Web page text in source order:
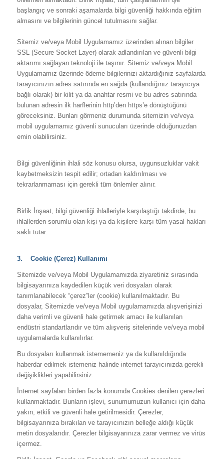
başlangıç ve sonraki aşamalarda bilgi güvenliği hakkında eğitim
almasını ve bilgilerinin güncel tutulmasını sağlar.
Sitemiz ve/veya Mobil Uygulamamız üzerinden alınan bilgiler
SSL (Secure Socket Layer) olarak adlandırılan ve güvenli bilgi
aktarımı sağlayan teknoloji ile taşınır. Sitemiz ve/veya Mobil
Uygulamamız üzerinde ödeme bilgilerinizi aktardığınız sayfalarda
tarayıcınızın adres satırında en sağda (kullandığınız tarayıcıya
bağlı olarak) bir kilit ya da anahtar resmi ve bu adres satırında
bulunan adresin ilk harflerinin http’den https’e dönüştüğünü
göreceksiniz. Bunları görmeniz durumunda sitemizin ve/veya
mobil uygulamamız güvenli sunucuları üzerinde olduğunuzdan
emin olabilirsiniz.
Bilgi güvenliğinin ihlali söz konusu olursa, uygunsuzluklar vakit
kaybetmeksizin tespit edilir; ortadan kaldırılması ve
tekrarlanmaması için gerekli tüm önlemler alınır.
Birlik İnşaat, bilgi güvenliği ihlalleriyle karşılaştığı takdirde, bu
ihlallerden sorumlu olan kişi ya da kişilere karşı tüm yasal hakları
saklı tutar.
3. Cookie (Çerez) Kullanımı
Sitemizde ve/veya Mobil Uygulamamızda ziyaretiniz sırasında
bilgisayarınıza kaydedilen küçük veri dosyaları olarak
tanımlanabilecek “çerez”ler (cookie) kullanılmaktadır. Bu
dosyalar, Sitemizde ve/veya Mobil uygulamamızda alışverişinizi
daha verimli ve güvenli hale getirmek amacı ile kullanılan
endüstri standartlarıdır ve tüm alışveriş sitelerinde ve/veya mobil
uygulamalarda kullanılırlar.
Bu dosyaları kullanmak istememeniz ya da kullanıldığında
haberdar edilmek istemeniz halinde internet tarayıcınızda gerekli
değişiklikleri yapabilirsiniz.
İnternet sayfaları birden fazla konumda Cookies denilen çerezleri
kullanmaktadır. Bunların işlevi, sunumumuzun kullanıcı için daha
yakın, etkili ve güvenli hale getirilmesidir. Çerezler,
bilgisayarınıza bırakılan ve tarayıcınızın belleğe aldığı küçük
metin dosyalarıdır. Çerezler bilgisayarınıza zarar vermez ve virüs
içermez.